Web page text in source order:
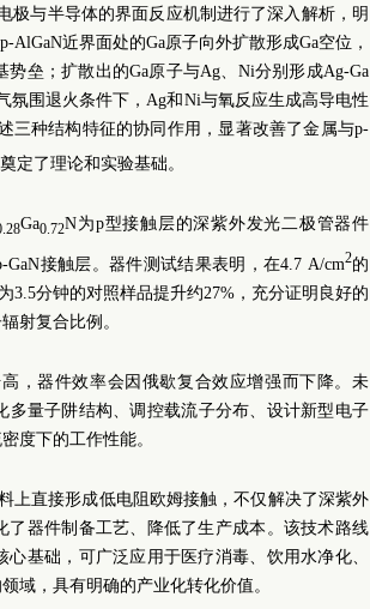
极与半导体的界面反应机制进行了深入解析，明
近界面处的Ga原子向外扩散形成Ga空位，
垒；扩散出的Ga原子与Ag、Ni分别形成Ag-Ga
氛围退火条件下，Ag和Ni与氧反应生成高导电性
三种结构特征的协同作用，显著改善了金属与p-
定了理论和实验基础。
Ga0.72N为p型接触层的深紫外发光二极管器件
接触层。器件测试结果表明，在4.7 A/cm2的
3.5分钟的对照样品提升约27%，充分证明良好的
射复合比例。
，器件效率会因俄歇复合效应增强而下降。未
量子阱结构、调控载流子分布、设计新型电子
度下的工作性能。
上直接形成低电阻欧姆接触，不仅解决了深紫外
器件制备工艺、降低了生产成本。该技术路线
基础，可广泛应用于医疗消毒、饮用水净化、
域，具有明确的产业化转化价值。